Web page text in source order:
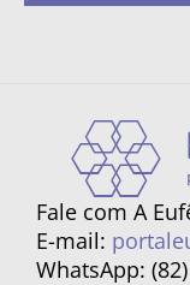
Fale com A
E-mail:
WhatsApp: (82)